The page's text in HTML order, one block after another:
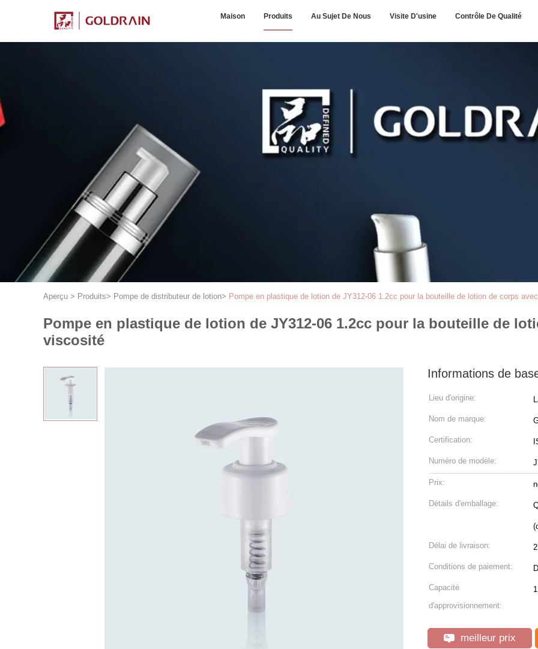
Maison Produits Au Sujet De Nous Visite D'usine Contrôle De Qualité
Aperçu > Produits> Pompe de distributeur de lotion> Pompe en plastique de lotion de JY312-06 1.2cc pour la bouteille de lotion de corps
Pompe en plastique de lotion de JY312-06 1.2cc pour la bouteille de
viscosité
Informations de
Lieu d'origine:
Nom de marque:
Certification:
Numéro de modèle:
Prix:
Détails d'emballage:
Délai de livraison:
Conditions de paiement:
Capacité
d'approvisionnement:
meilleur prix